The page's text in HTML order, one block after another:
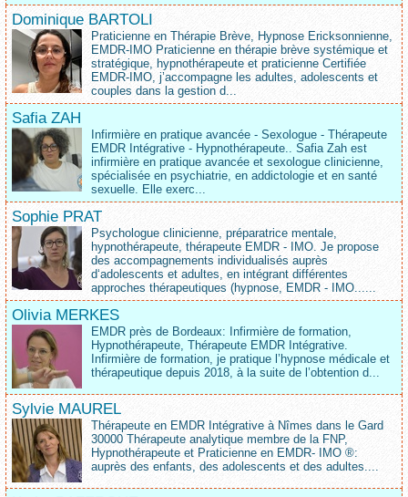
Dominique BARTOLI
Praticienne en Thérapie Brève, Hypnose Ericksonnienne,
EMDR-IMO Praticienne en thérapie brève systémique et
stratégique, hypnothérapeute et praticienne Certifiée
EMDR-IMO, j’accompagne les adultes, adolescents et
couples dans la gestion d...
Safia ZAH
Infirmière en pratique avancée - Sexologue - Thérapeute
EMDR Intégrative - Hypnothérapeute.. Safia Zah est
infirmière en pratique avancée et sexologue clinicienne,
spécialisée en psychiatrie, en addictologie et en santé
sexuelle. Elle exerc...
Sophie PRAT
Psychologue clinicienne, préparatrice mentale,
hypnothérapeute, thérapeute EMDR - IMO. Je propose
des accompagnements individualisés auprès
d‘adolescents et adultes, en intégrant différentes
approches thérapeutiques (hypnose, EMDR - IMO......
Olivia MERKES
EMDR près de Bordeaux: Infirmière de formation,
Hypnothérapeute, Thérapeute EMDR Intégrative.
Infirmière de formation, je pratique l’hypnose médicale et
thérapeutique depuis 2018, à la suite de l’obtention d...
Sylvie MAUREL
Thérapeute en EMDR Intégrative à Nîmes dans le Gard
30000 Thérapeute analytique membre de la FNP,
Hypnothérapeute et Praticienne en EMDR- IMO ®:
auprès des enfants, des adolescents et des adultes....